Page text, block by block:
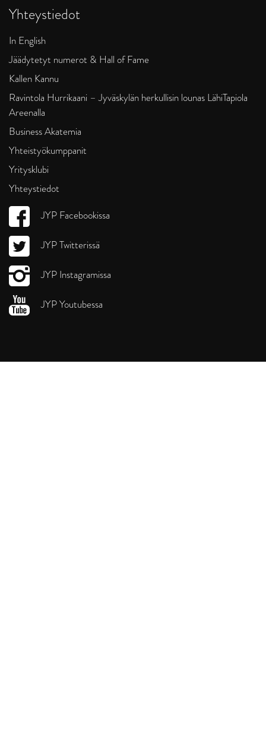
Yhteystiedot
In English
Jäädytetyt numerot & Hall of Fame
Kallen Kannu
Ravintola Hurrikaani – Jyväskylän herkullisin lounas LähiTapiola
Areenalla
Business Akatemia
Yhteistyökumppanit
Yritysklubi
Yhteystiedot
JYP Facebookissa
JYP Twitterissä
JYP Instagramissa
JYP Youtubessa